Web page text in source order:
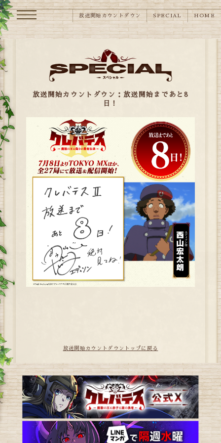
メニュー
HOME
SPECIAL
放送開始カウントダウン
放送開始カウントダウン：放送開始まであと8
日！
放送開始カウントダウントップに戻る